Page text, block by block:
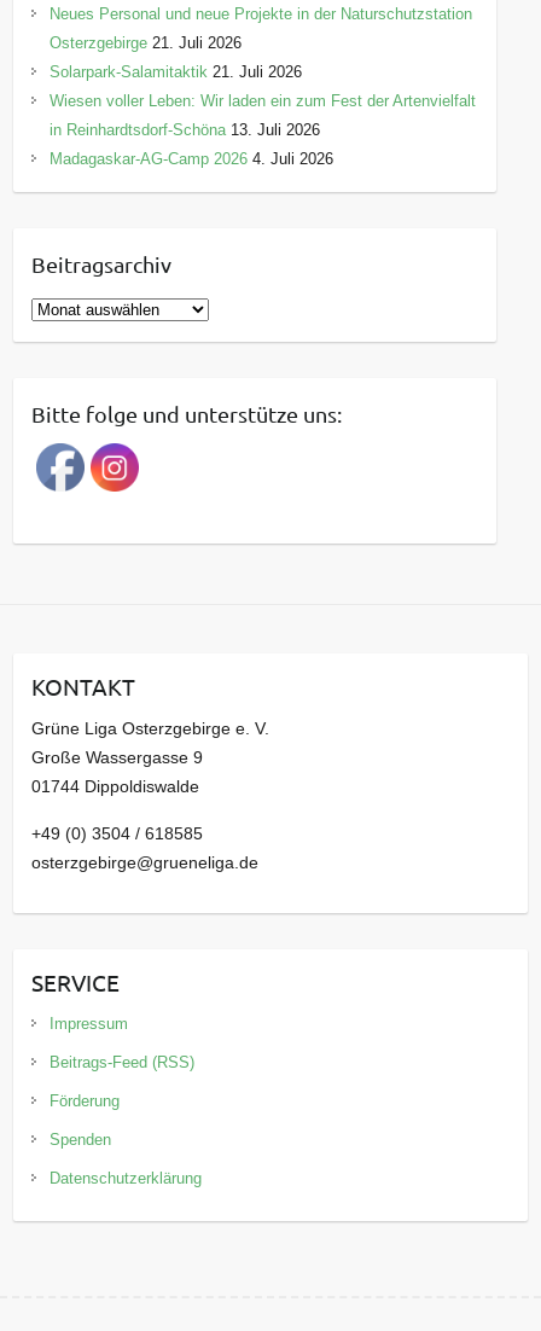
Neues Personal und neue Projekte in der Naturschutzstation
Osterzgebirge 21. Juli 2026
Solarpark-Salamitaktik 21. Juli 2026
Wiesen voller Leben: Wir laden ein zum Fest der Artenvielfalt
in Reinhardtsdorf-Schöna 13. Juli 2026
Madagaskar-AG-Camp 2026 4. Juli 2026
Beitragsarchiv
B
e
r
a
g
a
v
Bitte folge und unterstütze uns:
KONTAKT
Grüne Liga Osterzgebirge e. V.
Große Wassergasse 9
01744 Dippoldiswalde
+49 (0) 3504 / 618585
osterzgebirge@grueneliga.de
SERVICE
Impressum
Beitrags-Feed (RSS)
Förderung
Spenden
Datenschutzerklärung